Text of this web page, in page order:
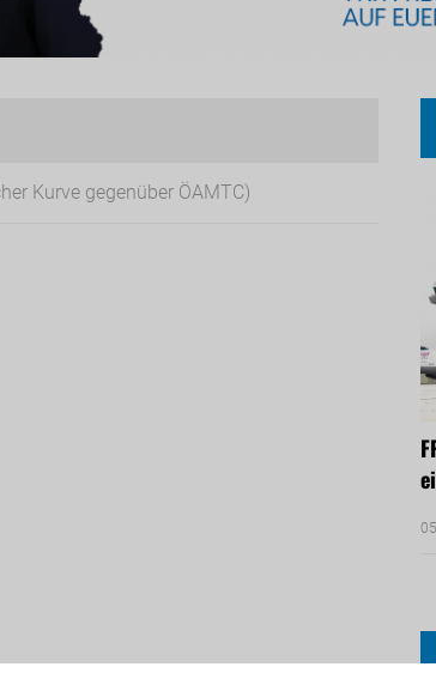
Kurve gegenüber ÖAMTC)